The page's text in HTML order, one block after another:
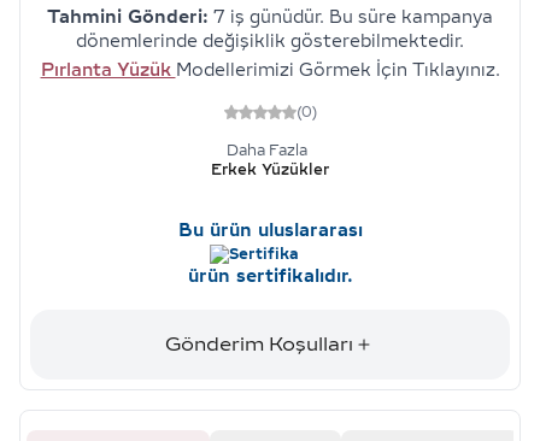
Tahmini Gönderi: 7 iş günüdür. Bu süre kampanya
dönemlerinde değişiklik gösterebilmektedir.
Pırlanta Yüzük Modellerimizi Görmek İçin Tıklayınız.
(0)
Daha Fazla
Erkek Yüzükler
Bu ürün uluslararası
ürün sertifikalıdır.
Gönderim Koşulları